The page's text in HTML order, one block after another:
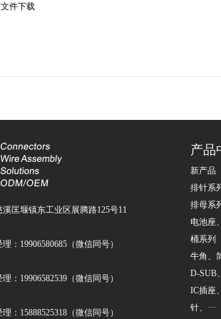
件下载
匡堰镇东工业区展腾路125号11
：19906580685（微信同号）
：19906582539（微信同号）
：15888525318（微信同号）
产品
新产品
排针系
排母系
电池座
桶系列
牛角、
D-SUB
IC插座
针、···